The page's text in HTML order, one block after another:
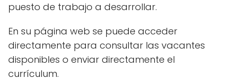
puesto de trabajo a desarrollar.
En su página web se puede acceder
directamente para consultar las vacantes
disponibles o enviar directamente el
currículum.